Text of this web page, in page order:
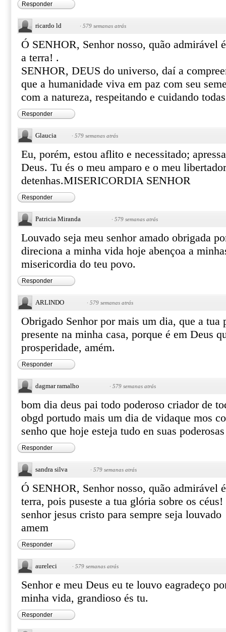
Responder
ricardo ld · 579 semanas atrás
Ó SENHOR, Senhor nosso, quão admirável
a terra! .
SENHOR, DEUS do universo, daí a
que a humanidade viva em paz com seu
com a natureza, respeitando e cuidando
Responder
Glaucia · 579 semanas atrás
Eu, porém, estou aflito e necessitado;
Deus. Tu és o meu amparo e o meu
detenhas.MISERICORDIA SENHOR
Responder
Patricia Miranda · 579 semanas atrás
Louvado seja meu senhor amado obrigada
direciona a minha vida hoje abençoa a
misericordia do teu povo.
Responder
ARLINDO · 579 semanas atrás
Obrigado Senhor por mais um dia, que a tua
presente na minha casa, porque é em Deus
prosperidade, amém.
Responder
dagmar ramalho · 579 semanas atrás
bom dia deus pai todo poderoso criador de
obgd portudo mais um dia de vidaque mos
senho que hoje esteja tudo en suas
Responder
sandra silva · 579 semanas atrás
Ó SENHOR, Senhor nosso, quão admirável
terra, pois puseste a tua glória sobre os
senhor jesus cristo para sempre seja louvado
amem
Responder
aureleci · 579 semanas atrás
Senhor e meu Deus eu te louvo eagradeço
minha vida, grandioso és tu.
Responder